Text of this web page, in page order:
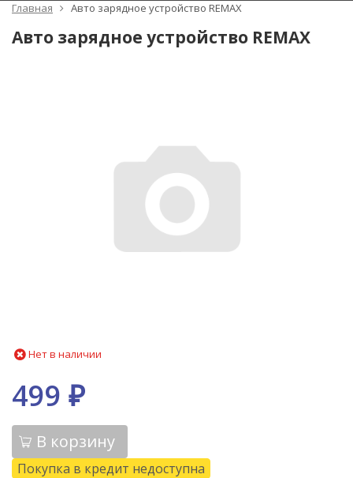
Главная Авто зарядное устройство REMAX
Авто зарядное устройство REMAX
Нет в наличии
499 ₽
В корзину
Покупка в кредит недоступна